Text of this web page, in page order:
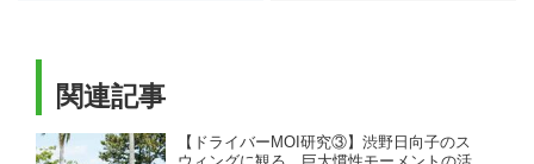
関連記事
【ドライバーMOI研究③】渋野日向子のス